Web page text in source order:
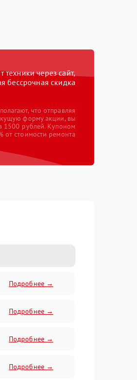
через сайт,
бессрочная скидка
что отправляя
форму акции, вы
1500 рублей. Купоном
от стоимости ремонта
Подробнее →
Подробнее →
Подробнее →
Подробнее →